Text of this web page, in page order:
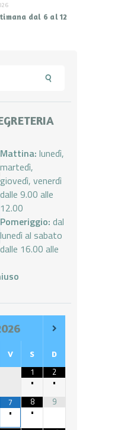
dal 6 al 12
Mattina: lunedì,
martedì,
giovedì, venerdì
dalle 9.00 alle
12.00
Pomeriggio: dal
lunedì al sabato
dalle 16.00 alle
V S D
1
•
2
•
7
•
8
•
9